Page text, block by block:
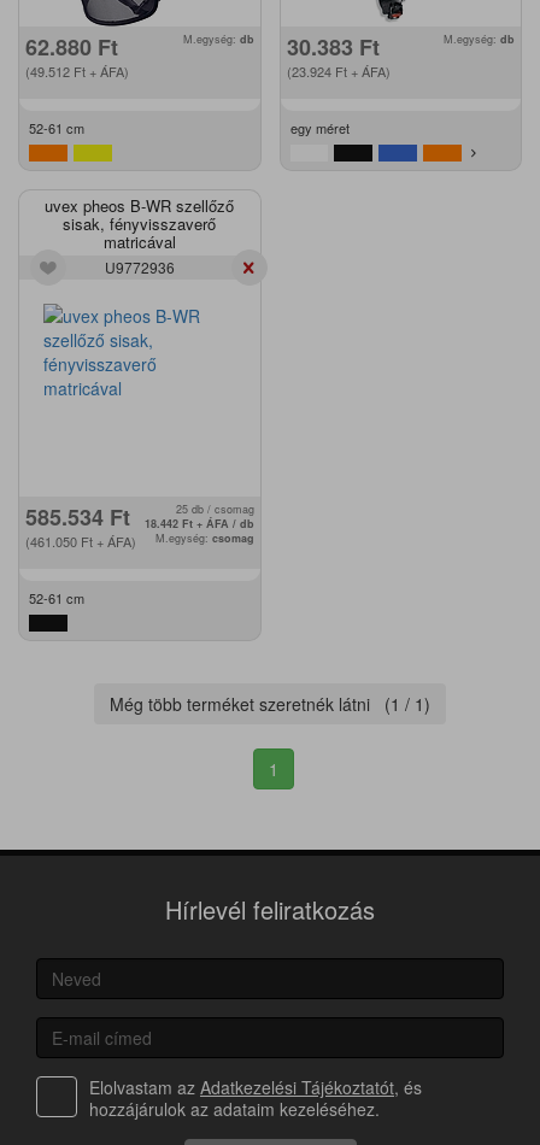
62.880 Ft
(49.512 Ft + ÁFA)
M.egység: db
52-61 cm
30.383 Ft
(23.924 Ft+ ÁFA)
M.egység: db
egy méret
uvex pheos B-WR szellőző
sisak, fényvisszaverő
matricával
U9772936
585.534 Ft
(461.050 Ft + ÁFA)
25 db / csomag
18.442 Ft+ ÁFA / db
M.egység: csomag
52-61 cm
Még több terméket szeretnék látni (1 / 1)
1
Hírlevél feliratkozás
Elolvastam az Adatkezelési Tájékoztatót, és
hozzájárulok az adataim kezeléséhez.